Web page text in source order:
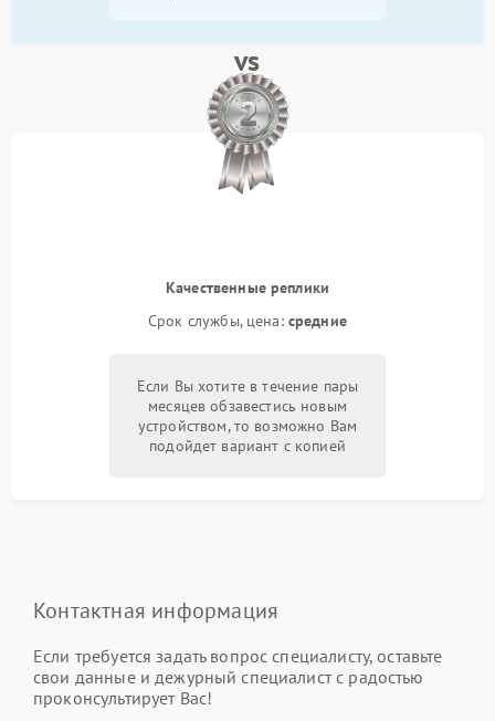
vs
Качественные реплики
Срок службы, цена: средние
Если Вы хотите в течение пары
месяцев обзавестись новым
устройством, то возможно Вам
подойдет вариант с копией
Контактная информация
Если требуется задать вопрос специалисту, оставьте
свои данные и дежурный специалист с радостью
проконсультирует Вас!